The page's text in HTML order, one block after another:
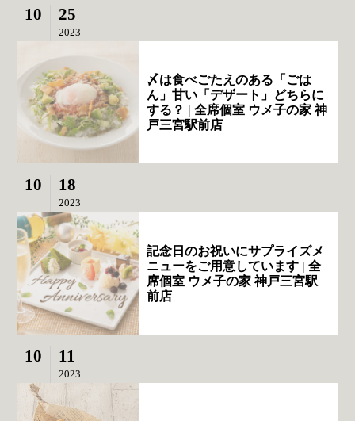
10 25
2023
〆は食べごたえのある「ごは
ん」甘い「デザート」どちらに
する？ | 全席個室 ウメ子の家 神
戸三宮駅前店
10 18
2023
記念日のお祝いにサプライズメ
ニューをご用意しています | 全
席個室 ウメ子の家 神戸三宮駅
前店
10 11
2023